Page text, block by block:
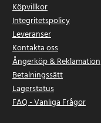
Köpvillkor
Integritetspolicy
Leveranser
Kontakta oss
Ångerköp & Reklamation
Betalningssätt
Lagerstatus
FAQ - Vanliga Frågor